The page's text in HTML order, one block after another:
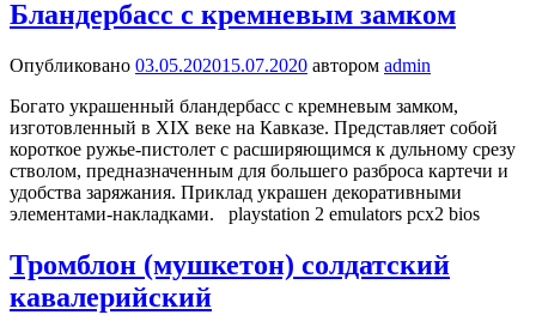
Бландербасс с кремневым замком
Опубликовано 03.05.202015.07.2020 автором admin
Богато украшенный бландербасс с кремневым замком,
изготовленный в XIX веке на Кавказе. Представляет собой
короткое ружье-пистолет с расширяющимся к дульному срезу
стволом, предназначенным для большего разброса картечи и
удобства заряжания. Приклад украшен декоративными
элементами-накладками. playstation 2 emulators pcx2 bios
Тромблон (мушкетон) солдатский
кавалерийский